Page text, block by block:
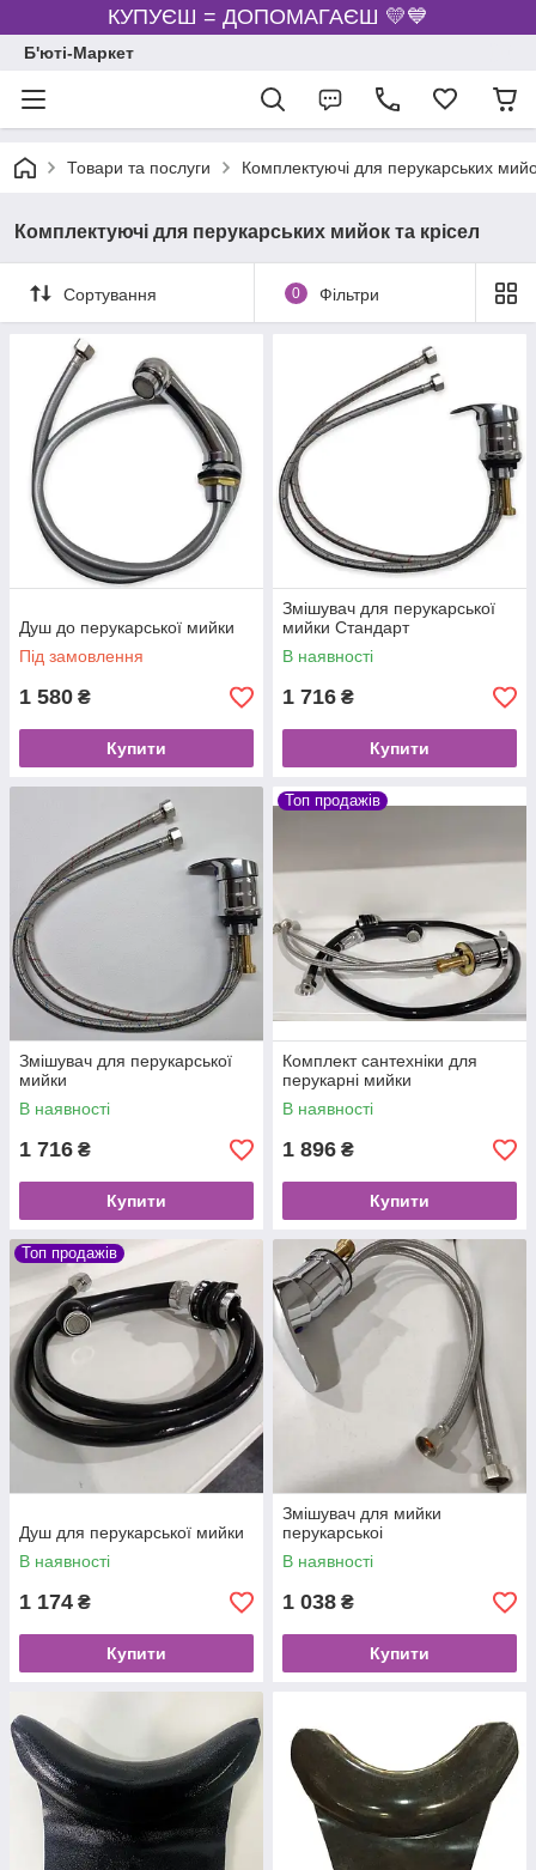
КУПУЄШ = ДОПОМАГАЄШ 💛💙
Б'юті-Маркет
Товари та послуги Комплектуючі для перукарських
Комплектуючі для перукарських мийок та крісел
Сортування 0 Фільтри
Душ до перукарської мийки
Під замовлення
1 580 ₴
Купити
Змішувач для перукарської
мийки Стандарт
В наявності
1 716 ₴
Купити
Змішувач для перукарської
мийки
В наявності
1 716 ₴
Купити
Топ продажів
Комплект сантехніки для
перукарні мийки
В наявності
1 896 ₴
Купити
Топ продажів
Душ для перукарської мийки
В наявності
1 174 ₴
Купити
Змішувач для мийки
перукарськоі
В наявності
1 038 ₴
Купити